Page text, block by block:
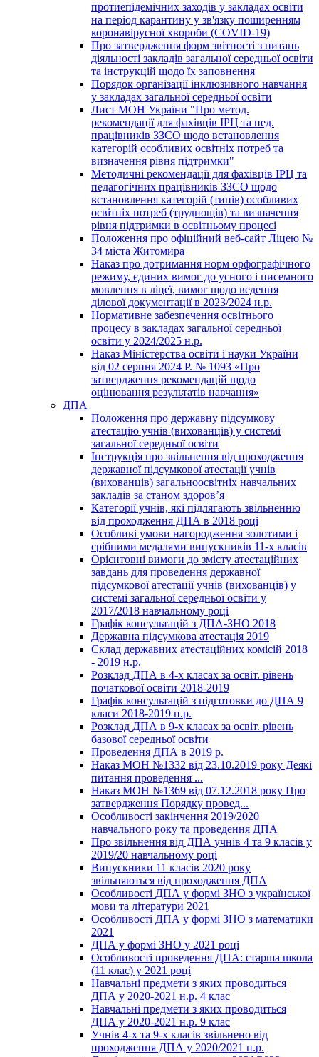
протиепідемічних заходів у закладах освіти
на період карантину у зв'язку поширенням
коронавірусної хвороби (COVID-19)
Про затвердження форм звітності з питань
діяльності закладів загальної середньої освіти
та інструкцій щодо їх заповнення
Порядок організації інклюзивного навчання
у закладах загальної середньої освіти
Лист МОН України "Про метод.
рекомендації для фахівців ІРЦ та пед.
працівників ЗЗСО щодо встановлення
категорій особливих освітніх потреб та
визначення рівня підтримки"
Методичні рекомендації для фахівців ІРЦ та
педагогічних працівників ЗЗСО щодо
встановлення категорій (типів) особливих
освітніх потреб (труднощів) та визначення
рівня підтримки в освітньому процесі
Положення про офіційний веб-сайт Ліцею №
34 міста Житомира
Наказ про дотримання норм орфографічного
режиму, єдиних вимог до усного і писемного
мовлення в ліцеї, вимог щодо ведення
ділової документації в 2023/2024 н.р.
Нормативне забезпечення освітнього
процесу в закладах загальної середньої
освіти у 2024/2025 н.р.
Наказ Міністерства освіти і науки України
від 02 серпня 2024 Р. № 1093 «Про
затвердження рекомендацій щодо
оцінювання результатів навчання»
ДПА
Положення про державну підсумкову
атестацію учнів (вихованців) у системі
загальної середньої освіти
Інструкція про звільнення від проходження
державної підсумкової атестації учнів
(вихованців) загальноосвітніх навчальних
закладів за станом здоров’я
Категорії учнів, які підлягають звільненню
від проходження ДПА в 2018 році
Особливі умови нагородження золотими і
срібними медалями випускників 11-х класів
Орієнтовні вимоги до змісту атестаційних
завдань для проведення державної
підсумкової атестації учнів (вихованців) у
системі загальної середньої освіти у
2017/2018 навчальному році
Графік консультацій з ДПА-ЗНО 2018
Державна підсумкова атестація 2019
Склад державних атестаційних комісій 2018
- 2019 н.р.
Розклад ДПА в 4-х класах за освіт. рівень
початкової освіти 2018-2019
Графік консультацій з підготовки до ДПА 9
класи 2018-2019 н.р.
Розклад ДПА в 9-х класах за освіт. рівень
базової середньої освіти
Проведення ДПА в 2019 р.
Наказ МОН №1332 від 23.10.2019 року Деякі
питання проведення ...
Наказ МОН №1369 від 07.12.2018 року Про
затвердження Порядку провед...
Особливості закінчення 2019/2020
навчального року та проведення ДПА
Про звільнення від ДПА учнів 4 та 9 класів у
2019/20 навчальному році
Випускники 11 класів 2020 року
звільняються від проходження ДПА
Особливості ДПА у формі ЗНО з української
мови та літератури 2021
Особливості ДПА у формі ЗНО з математики
2021
ДПА у формі ЗНО у 2021 році
Особливості проведення ДПА: старша школа
(11 клас) у 2021 році
Навчальні предмети з яких проводиться
ДПА у 2020-2021 н.р. 4 клас
Навчальні предмети з яких проводиться
ДПА у 2020-2021 н.р. 9 клас
Учнів 4-х та 9-х класів звільнено від
проходження ДПА у 2020/2021 н.р.